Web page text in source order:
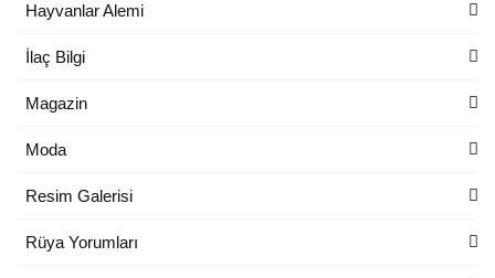
Hayvanlar Alemi
İlaç Bilgi
Magazin
Moda
Resim Galerisi
Rüya Yorumları